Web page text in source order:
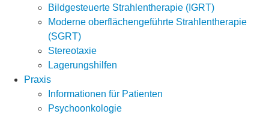
Bildgesteuerte Strahlentherapie (IGRT)
Moderne oberflächengeführte Strahlentherapie
(SGRT)
Stereotaxie
Lagerungshilfen
Praxis
Informationen für Patienten
Psychoonkologie